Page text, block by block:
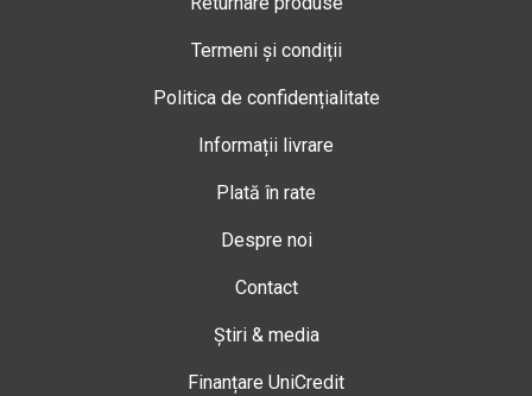
Termeni și condiții
Politica de confidențialitate
Informații livrare
Plată în rate
Despre noi
Contact
Știri & media
Finanțare UniCredit